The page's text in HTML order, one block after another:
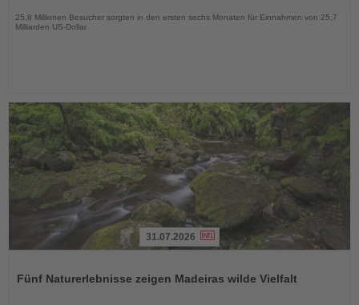
Nachrichten
25,8 Millionen Besucher sorgten in den ersten sechs Monaten für Einnahmen von 25,7
Milliarden US-Dollar
die
31.07.2026
Fünf Naturerlebnisse zeigen Madeiras wilde Vielfalt